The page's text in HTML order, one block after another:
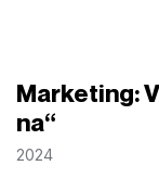
Marketing:
na“
2024